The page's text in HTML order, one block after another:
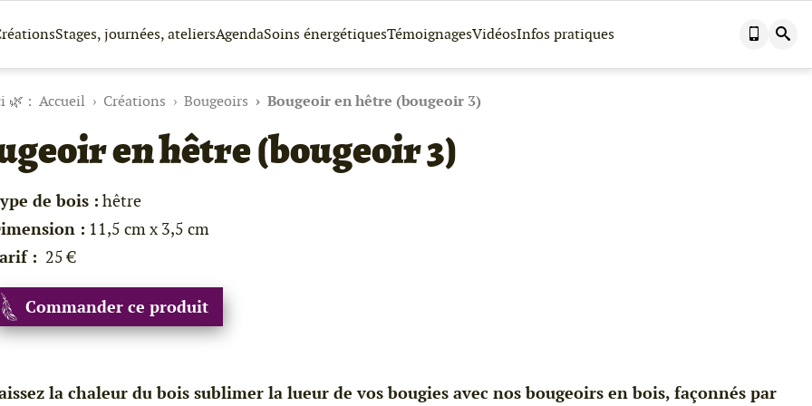
Stages, journées, ateliersAgendaSoins énergétiquesTémoignagesVidéosInfos pratiques Nous
contacter
Effectuer
une
ce
Accueil Créations Bougeoirs Bougeoir en hêtre (bougeoir 3)
en hêtre (bougeoir 3)
de bois : hêtre
: 11,5 cm x 3,5 cm
: 25 €
Commander ce produit
la chaleur du bois sublimer la lueur de vos bougies avec nos bougeoirs en bois, façonnés par